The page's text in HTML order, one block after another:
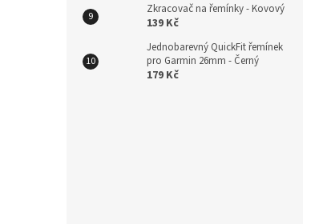
Zkracovač na řemínky - Kovový
139 Kč
Jednobarevný QuickFit řemínek
pro Garmin 26mm - Černý
179 Kč